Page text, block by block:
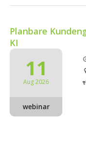
Planbare
KI
11
Aug 2026
webinar